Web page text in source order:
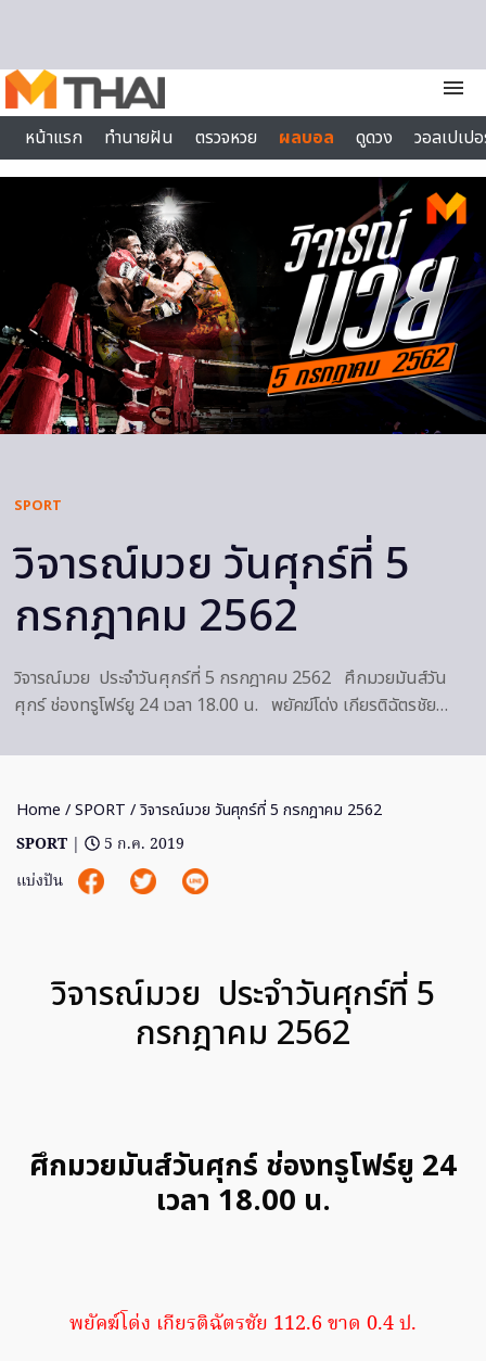
menu
หน้าแรก
ทำนายฝัน ตรวจหวย ผลบอล ดูดวง
วอลเปเป
ไลฟ์สไตล์
SPORT
วิจารณ์มวย วันศุกร์ที่ 5
กรกฎาคม 2562
วิจารณ์มวย ประจำวันศุกร์ที่ 5 กรกฎาคม 2562 ศึกมวยมันส์วัน
ศุกร์ ช่องทรูโฟร์ยู 24 เวลา 18.00 น. พยัคฆ์โด่ง เกียรติฉัตรชัย…
Home /SPORT / วิจารณ์มวย วันศุกร์ที่ 5 กรกฎาคม 2562
SPORT |
5 ก.ค. 2019
แบ่งปัน
วิจารณ์มวย ประจำวันศุกร์ที่ 5
กรกฎาคม 2562
ศึกมวยมันส์วันศุกร์ ช่องทรูโฟร์ยู 24
เวลา 18.00 น.
พยัคฆ์โด่ง เกียรติฉัตรชัย 112.6 ขาด 0.4 ป.